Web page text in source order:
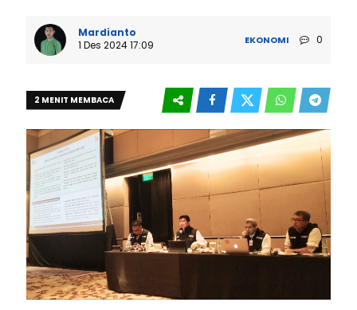
Mardianto
1 Des 2024 17:09
EKONOMI 0
2 MENIT MEMBACA